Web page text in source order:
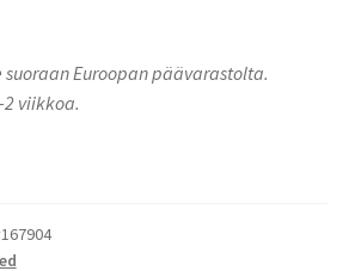
Euroopan päävarastolta.
viikkoa.